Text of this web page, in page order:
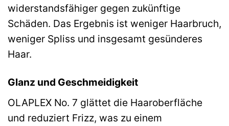
widerstandsfähiger gegen zukünftige
Schäden. Das Ergebnis ist weniger Haarbruch,
weniger Spliss und insgesamt gesünderes
Haar.
Glanz und Geschmeidigkeit
OLAPLEX No. 7 glättet die Haaroberfläche
und reduziert Frizz, was zu einem